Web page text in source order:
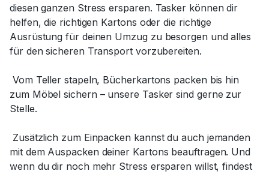
diesen ganzen Stress ersparen. Tasker können dir
helfen, die richtigen Kartons oder die richtige
Ausrüstung für deinen Umzug zu besorgen und alles
für den sicheren Transport vorzubereiten.
Vom Teller stapeln, Bücherkartons packen bis hin
zum Möbel sichern – unsere Tasker sind gerne zur
Stelle.
Zusätzlich zum Einpacken kannst du auch jemanden
mit dem Auspacken deiner Kartons beauftragen. Und
wenn du dir noch mehr Stress ersparen willst, findest